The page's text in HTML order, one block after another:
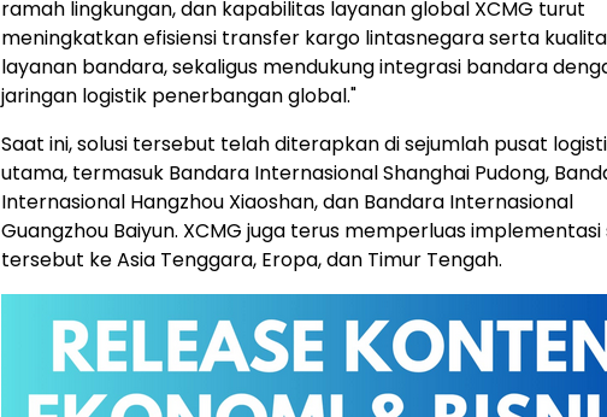
ramah lingkungan, dan kapabilitas layanan global XCMG turut
meningkatkan efisiensi transfer kargo lintasnegara serta
layanan bandara, sekaligus mendukung integrasi bandara
jaringan logistik penerbangan global."
Saat ini, solusi tersebut telah diterapkan di sejumlah pusat
utama, termasuk Bandara Internasional Shanghai Pudong,
Internasional Hangzhou Xiaoshan, dan Bandara Internasional
Guangzhou Baiyun. XCMG juga terus memperluas implementasi
tersebut ke Asia Tenggara, Eropa, dan Timur Tengah.